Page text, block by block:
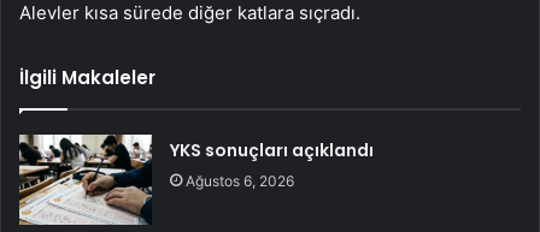
Alevler kısa sürede diğer katlara sıçradı.
İlgili Makaleler
YKS sonuçları açıklandı
Ağustos 6, 2026